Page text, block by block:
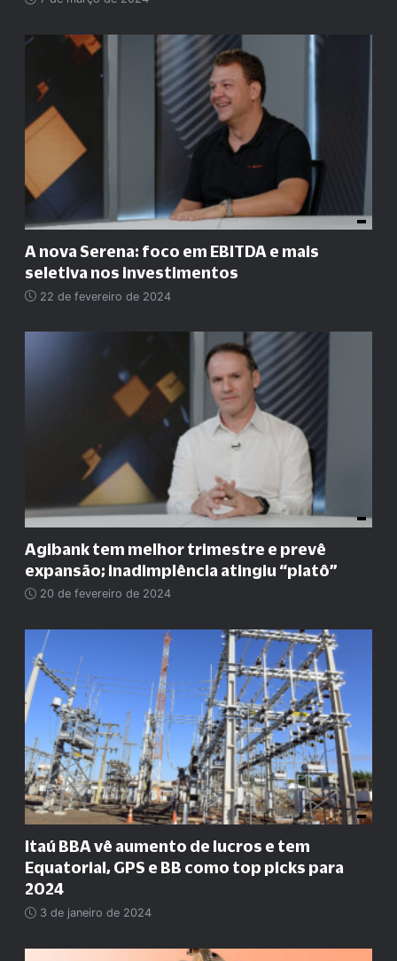
A nova Serena: foco em EBITDA e mais
seletiva nos investimentos
22 de fevereiro de 2024
Agibank tem melhor trimestre e prevê
expansão; inadimplência atingiu “platô”
20 de fevereiro de 2024
Itaú BBA vê aumento de lucros e tem
Equatorial, GPS e BB como top picks para
2024
3 de janeiro de 2024